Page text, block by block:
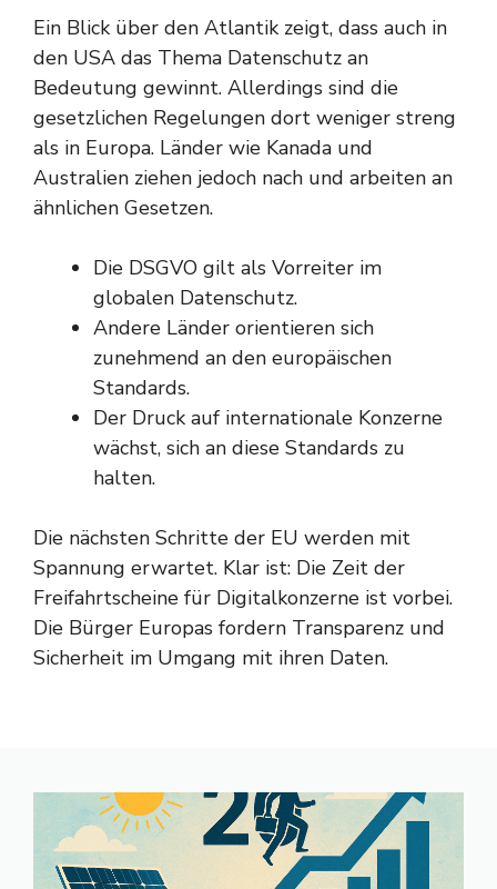
Ein Blick über den Atlantik zeigt, dass auch in
den USA das Thema Datenschutz an
Bedeutung gewinnt. Allerdings sind die
gesetzlichen Regelungen dort weniger streng
als in Europa. Länder wie Kanada und
Australien ziehen jedoch nach und arbeiten an
ähnlichen Gesetzen.
Die DSGVO gilt als Vorreiter im
globalen Datenschutz.
Andere Länder orientieren sich
zunehmend an den europäischen
Standards.
Der Druck auf internationale Konzerne
wächst, sich an diese Standards zu
halten.
Die nächsten Schritte der EU werden mit
Spannung erwartet. Klar ist: Die Zeit der
Freifahrtscheine für Digitalkonzerne ist vorbei.
Die Bürger Europas fordern Transparenz und
Sicherheit im Umgang mit ihren Daten.